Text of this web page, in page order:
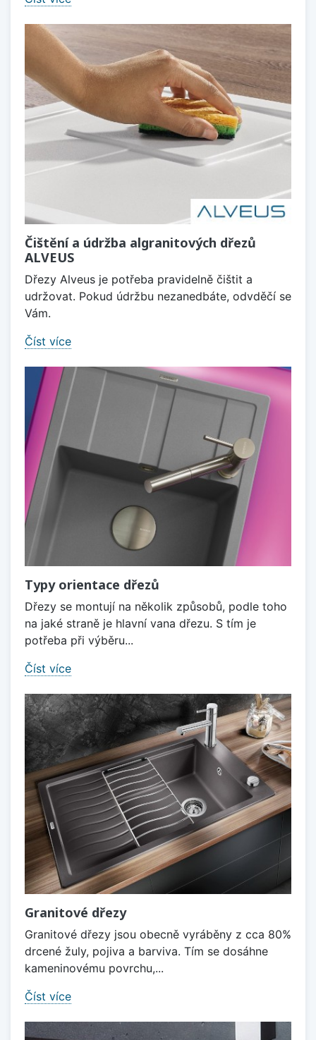
Čištění a údržba algranitových dřezů
ALVEUS
Dřezy Alveus je potřeba pravidelně čištit a
udržovat. Pokud údržbu nezanedbáte, odvděčí se
Vám.
Číst více
Typy orientace dřezů
Dřezy se montují na několik způsobů, podle toho
na jaké straně je hlavní vana dřezu. S tím je
potřeba při výběru...
Číst více
Granitové dřezy
Granitové dřezy jsou obecně vyráběny z cca 80%
drcené žuly, pojiva a barviva. Tím se dosáhne
kameninovému povrchu,...
Číst více